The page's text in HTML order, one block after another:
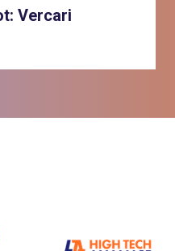
Vercari